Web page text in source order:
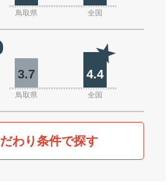
鳥取県 全国
3.7 4.4
鳥取県 全国
わり条件で探す